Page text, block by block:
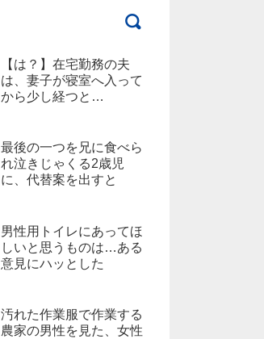
【は？】在宅勤務の夫
は、妻子が寝室へ入って
から少し経つと…
最後の一つを兄に食べら
れ泣きじゃくる2歳児
に、代替案を出すと
男性用トイレにあってほ
しいと思うものは…ある
意見にハッとした
汚れた作業服で作業する
農家の男性を見た、女性